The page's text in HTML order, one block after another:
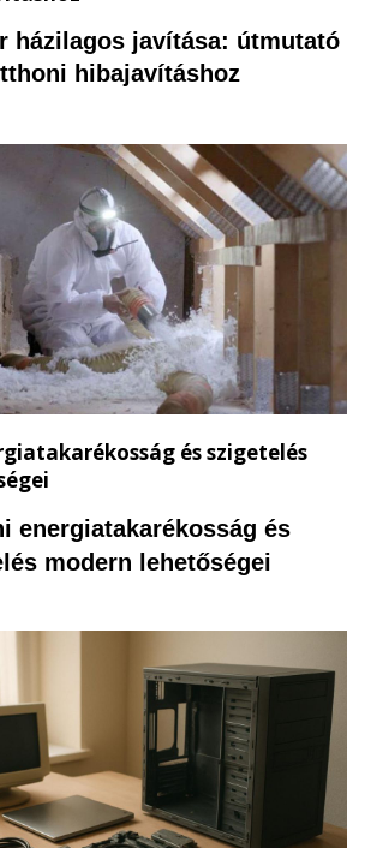
házilagos javítása: útmutató
hibajavításhoz
és szigetelés
energiatakarékosság és
modern lehetőségei